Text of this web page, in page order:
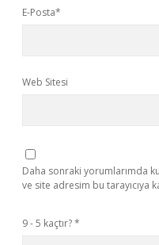
E-Posta*
Web Sitesi
Daha sonraki yorumlarımda
ve site adresim bu tarayıcıya
9 - 5 kaçtır?*